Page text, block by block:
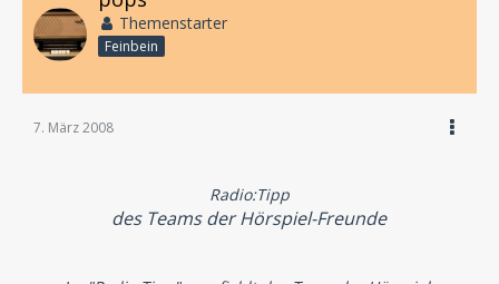
Themenstarter
Feinbein
7. März 2008
Radio:Tipp
des Teams der Hörspiel-Freunde